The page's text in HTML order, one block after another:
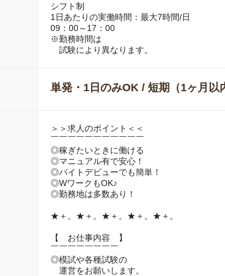
シフト制
1日あたりの実働時間：最大7時間/日
09：00～17：00
※勤務時間は
試験により異なります。
単発・1日のみOK / 短期（1ヶ月以
＞＞求人のポイント＜＜
￣￣￣￣￣￣￣￣￣￣￣
◎稼ぎたいときに働ける
◎マニュアル有で安心！
◎バイトデビューでも簡単！
◎WワークもOK♪
◎勤務地は多数あり！
★＋。★＋。★＋。★＋。★＋。
【 お仕事内容 】
￣￣￣￣￣￣￣￣
◎模試や各種試験の
運営をお願いします。